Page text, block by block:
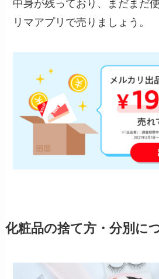
中身が残っており、まだまだ
リマアプリで売りましょう。
化粧品の捨て方・分別に